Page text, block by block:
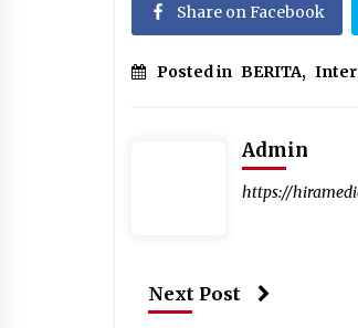
Share on Facebook
Posted in BERITA,
Admin
https://
Next Post